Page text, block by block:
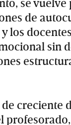
se
de
los
sin
creciente